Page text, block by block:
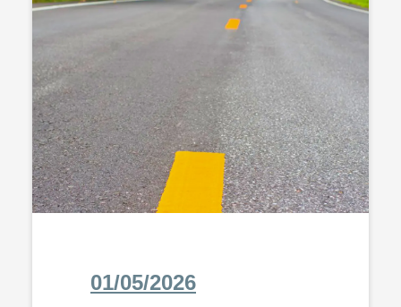
01/05/2026